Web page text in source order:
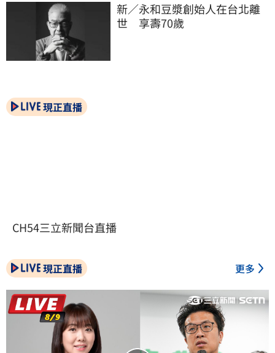
新／永和豆漿創始人在台北離
世　享壽70歲
現正直播
CH54三立新聞台直播
現正直播 更多